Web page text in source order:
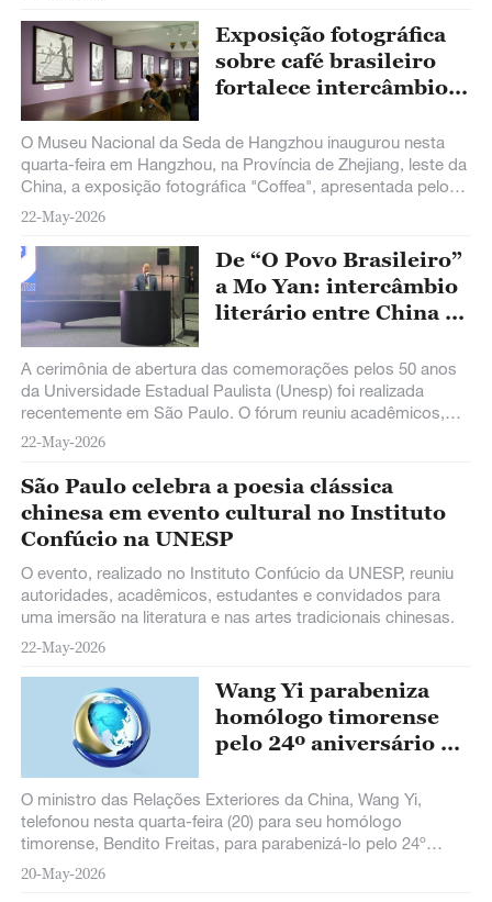
Exposição fotográfica
sobre café brasileiro
fortalece intercâmbio
Brasil
O Museu Nacional da Seda de Hangzhou inaugurou nesta
quarta-feira em Hangzhou, na Província de Zhejiang, leste da
China, a exposição fotográfica "Coffea", apresentada pelo
Museu do Café do Brasil, a fim de promover os intercâmbios
culturais entre a China e o Brasil.
22-May-2026
De “O Povo Brasileiro”
a Mo Yan: intercâmbio
literário entre China e
diálogo entre
civilizações
A cerimônia de abertura das comemorações pelos 50 anos
da Universidade Estadual Paulista (Unesp) foi realizada
recentemente em São Paulo. O fórum reuniu acadêmicos,
escritores e intelectuais públicos da China, do Brasil e de
diversos outros países para debater temas relacionados à
literatura, cultura, sociedade e ao desenvolvimento do
mundo contemporâneo.
22-May-2026
São Paulo celebra a poesia clássica
chinesa em evento cultural no Instituto
Confúcio na UNESP
O evento, realizado no Instituto Confúcio da UNESP, reuniu
autoridades, acadêmicos, estudantes e convidados para
uma imersão na literatura e nas artes tradicionais chinesas.
22-May-2026
Wang Yi parabeniza
homólogo timorense
pelo 24º aniversário da
Democrática de Timor-
Leste
O ministro das Relações Exteriores da China, Wang Yi,
telefonou nesta quarta-feira (20) para seu homólogo
timorense, Bendito Freitas, para parabenizá-lo pelo 24º
aniversário da fundação da República
20-May-2026